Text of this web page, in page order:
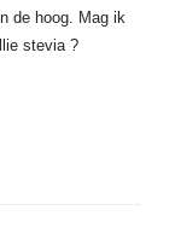
de hoog. Mag ik
stevia ?